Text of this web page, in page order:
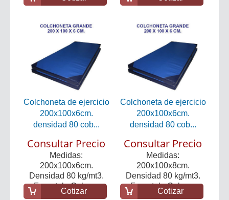
Colchoneta de ejercicio
200x100x6cm.
densidad 80 cob...
Consultar Precio
Medidas:
200x100x6cm.
Densidad 80 kg/mt3.
Forro tela Cober...
Cotizar
Colchoneta de ejercicio
200x100x6cm.
densidad 80 cob...
Consultar Precio
Medidas:
200x100x8cm.
Densidad 80 kg/mt3.
Forro tela Cober...
Cotizar